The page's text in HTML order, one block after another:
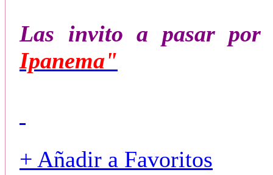
Las invito a pasar
Ipanema"
+ Añadir a Favoritos